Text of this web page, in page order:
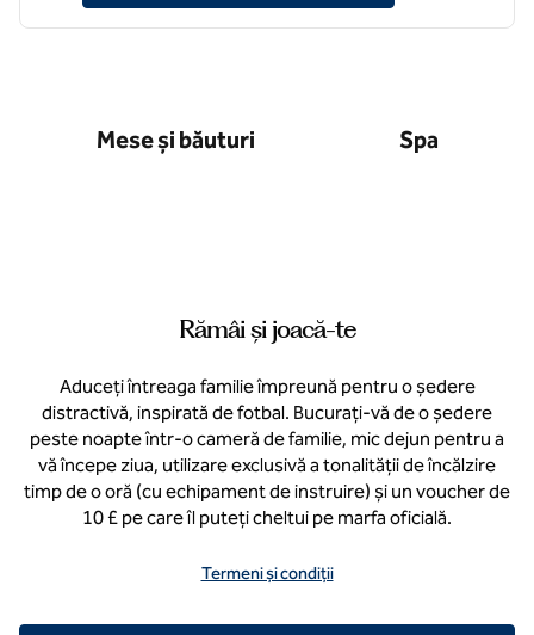
Mese și băuturi Spa
Rămâi și joacă-te
Aduceți întreaga familie împreună pentru o ședere
distractivă, inspirată de fotbal. Bucurați-vă de o ședere
peste noapte într-o cameră de familie, mic dejun pentru a
vă începe ziua, utilizare exclusivă a tonalității de încălzire
timp de o oră (cu echipament de instruire) și un voucher de
10 £ pe care îl puteți cheltui pe marfa oficială.
Termeni și condiții